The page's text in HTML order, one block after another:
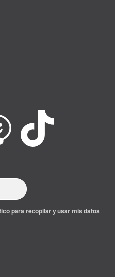
para recopilar y usar mis datos